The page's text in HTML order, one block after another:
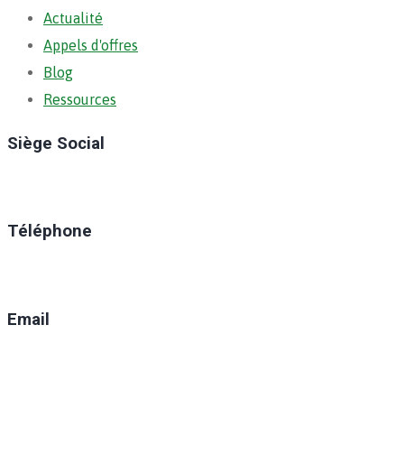
Actualité
Appels d'offres
Blog
Ressources
Siège Social
Téléphone
Email